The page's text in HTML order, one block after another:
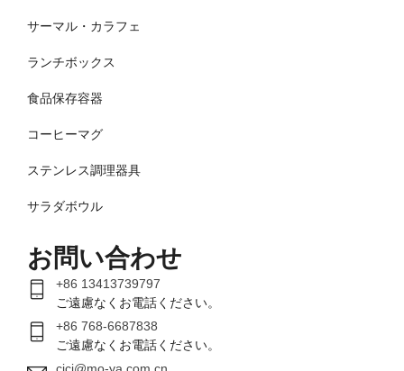
サーマル・カラフェ
ランチボックス
食品保存容器
コーヒーマグ
ステンレス調理器具
サラダボウル
お問い合わせ
+86 13413739797
ご遠慮なくお電話ください。
+86 768-6687838
ご遠慮なくお電話ください。